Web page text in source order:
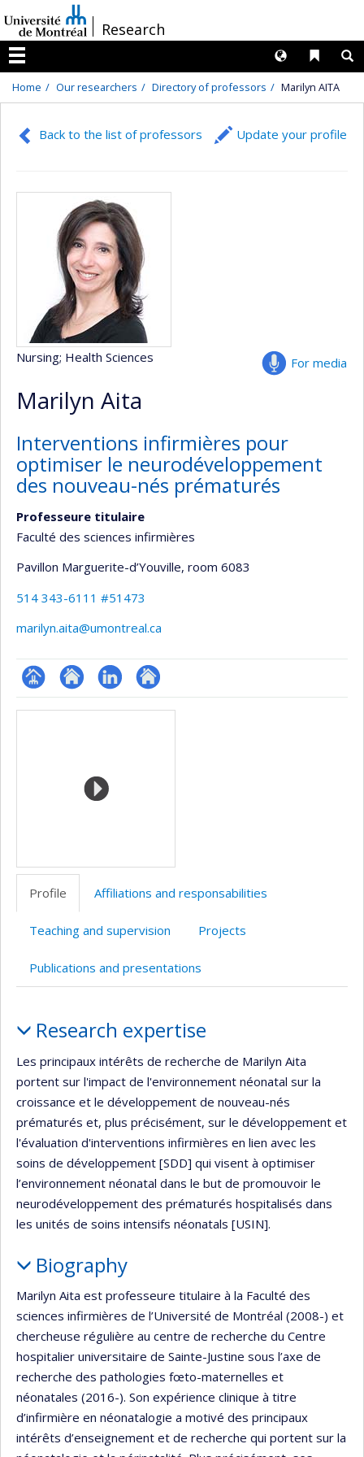
au
contenu
/Research
Menu
Liens
Langues
Home Our researchers Directory of professors Marilyn AITA
Back to the list of professors Update your profile
For media
Nursing; Health Sciences
Marilyn Aita
Interventions infirmières pour
optimiser le neurodéveloppement
des nouveau-nés prématurés
Professeure titulaire
Faculté des sciences infirmières
Pavillon Marguerite-d’Youville, room 6083
514 343-6111 #51473
marilyn.aita@umontreal.ca
Page Site
recherche
LinkedInAutre
Media
Profile Affiliations and responsabilities
Teaching and supervision Projects
Publications and presentations
Research expertise
Les principaux intérêts de recherche de Marilyn Aita
portent sur l'impact de l'environnement néonatal sur la
croissance et le développement de nouveau-nés
prématurés et, plus précisément, sur le développement et
l'évaluation d'interventions infirmières en lien avec les
soins de développement [SDD] qui visent à optimiser
l’environnement néonatal dans le but de promouvoir le
neurodéveloppement des prématurés hospitalisés dans
les unités de soins intensifs néonatals [USIN].
Biography
Marilyn Aita est professeure titulaire à la Faculté des
sciences infirmières de l’Université de Montréal (2008-) et
chercheuse régulière au centre de recherche du Centre
hospitalier universitaire de Sainte-Justine sous l’axe de
recherche des pathologies fœto-maternelles et
néonatales (2016-). Son expérience clinique à titre
d’infirmière en néonatalogie a motivé des principaux
intérêts d’enseignement et de recherche qui portent sur la